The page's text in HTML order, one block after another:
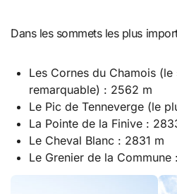
Dans les sommets les plus
Les Cornes du Chamois
remarquable) : 2562 m
Le Pic de Tenneverge (le
La Pointe de la Finive :
Le Cheval Blanc : 2831 m
Le Grenier de la Commune